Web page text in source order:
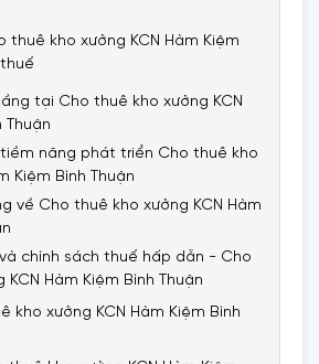
thuê kho xưởng KCN Hàm Kiệm
tại Cho thuê kho xưởng KCN
Thuận
tiềm năng phát triển Cho thuê kho
Kiệm Bình Thuận
về Cho thuê kho xưởng KCN Hàm
chính sách thuế hấp dẫn - Cho
Hàm Kiệm Bình Thuận
kho xưởng KCN Hàm Kiệm Bình